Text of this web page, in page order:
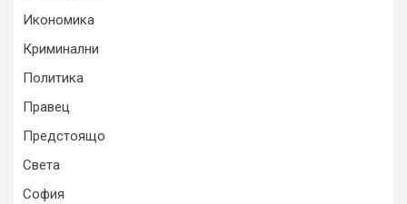
Икономика
Криминални
Политика
Правец
Предстоящо
Света
София